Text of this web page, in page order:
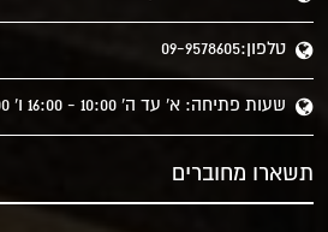
טלפון:09-9578605
שעות פתיחה: א' עד ה' 10:00 - 16:00 ו' 10:00 - 14:00
תשארו מחוברים